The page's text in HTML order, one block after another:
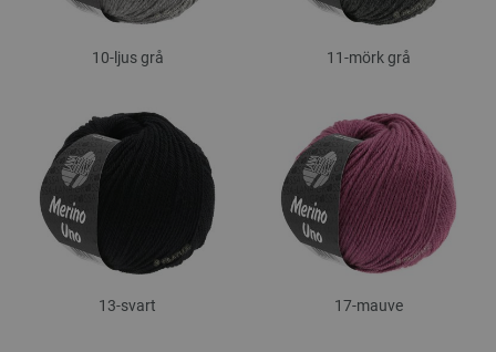
10-ljus grå 11-mörk grå
13-svart 17-mauve